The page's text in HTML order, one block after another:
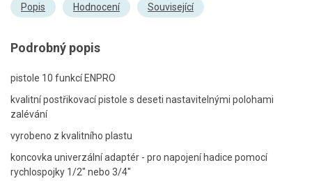
Popis Hodnocení Související
Podrobný popis
pistole 10 funkcí ENPRO
kvalitní postřikovací pistole s deseti nastavitelnými polohami
zalévání
vyrobeno z kvalitního plastu
koncovka univerzální adaptér - pro napojení hadice pomocí
rychlospojky 1/2" nebo 3/4"